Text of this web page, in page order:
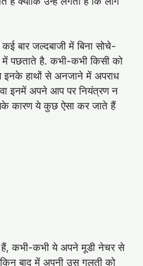
बार जल्दबाजी में बिना सोचे-
पछताते है. कभी-कभी किसी को
इनके हाथों से अनजाने में अपराध
इनमें अपने आप पर नियंत्रण न
कारण ये कुछ ऐसा कर जाते हैं
हैं, कभी-कभी ये अपने मूडी नेचर से
बाद में अपनी उस गलती को